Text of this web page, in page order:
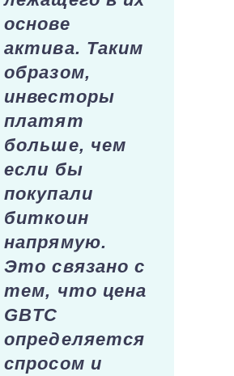
основе
актива. Таким
образом,
инвесторы
платят
больше, чем
если бы
покупали
биткоин
напрямую.
Это связано с
тем, что цена
GBTC
определяется
спросом и